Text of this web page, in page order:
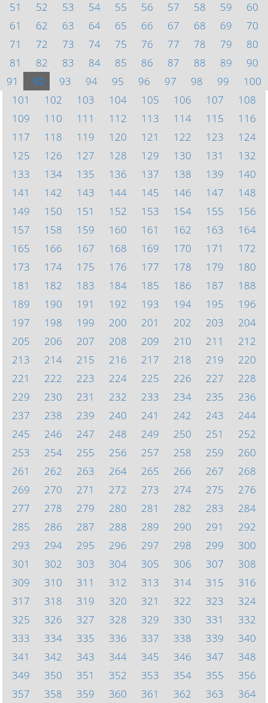
51
52 53 54 55 56 57 58 59
60
61
62 63 64 65 66 67 68 69
70
71
72 73 74 75 76 77 78 79
80
81
82 83 84 85 86 87 88 89
90
91
92 93 94 95 96 97 98 99
100
101
102 103 104 105 106 107
108
109
110 111 112 113 114 115
116
117
118 119 120 121 122 123
124
125
126 127 128 129 130 131
132
133
134 135 136 137 138 139
140
141
142 143 144 145 146 147
148
149
150 151 152 153 154 155
156
157
158 159 160 161 162 163
164
165
166 167 168 169 170 171
172
173
174 175 176 177 178 179
180
181
182 183 184 185 186 187
188
189
190 191 192 193 194 195
196
197
198 199 200 201 202 203
204
205
206 207 208 209 210 211
212
213
214 215 216 217 218 219
220
221
222 223 224 225 226 227
228
229
230 231 232 233 234 235
236
237
238 239 240 241 242 243
244
245
246 247 248 249 250 251
252
253
254 255 256 257 258 259
260
261
262 263 264 265 266 267
268
269
270 271 272 273 274 275
276
277
278 279 280 281 282 283
284
285
286 287 288 289 290 291
292
293
294 295 296 297 298 299
300
301
302 303 304 305 306 307
308
309
310 311 312 313 314 315
316
317
318 319 320 321 322 323
324
325
326 327 328 329 330 331
332
333
334 335 336 337 338 339
340
341
342 343 344 345 346 347
348
349
350 351 352 353 354 355
356
357
358 359 360 361 362 363 364